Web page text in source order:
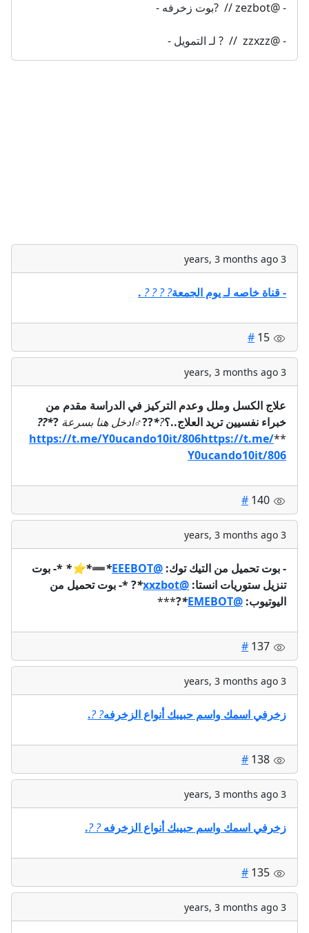
- @zezbot //  ?بوت زخرفه -
- @zzxzz  //  ? لـ التمويل -
3 years, 3 months ago
- قناة خاصه لـ يوم الجمعة?
?
?
?
.
#
3 years, 3 months ago
علاج الكسل وملل وعدم التركيز في الدراسة مقدم من
خبراء نفسيين تريد العلاج..؟?
*
??‍♂️ادخل هنا بسرعة ?
*??
**
https://t.me/Y0ucando10it/806https://t.me/
Y0ucando10it/806
#
3 years, 3 months ago
- بوت تحميل من التيك توك: @EEEBOT
*
➖
*
⭐️
* *- بوت
تنزيل ستوريات انستا: @xxzbot
*
?*- بوت تحميل من
اليوتيوب: @EMEBOT
*
?
***
#
3 years, 3 months ago
زخرفي اسمك واسم حبيبك أنواع الزخرفه?
?
.
#
3 years, 3 months ago
زخرفي اسمك واسم حبيبك أنواع الزخرفه?
?
.
#
3 years, 3 months ago